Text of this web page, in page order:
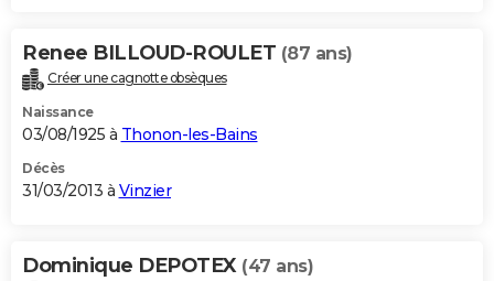
Renee BILLOUD-ROULET (87 ans)
Créer une cagnotte obsèques
Naissance
03/08/1925 à Thonon-les-Bains
Décès
31/03/2013 à Vinzier
Dominique DEPOTEX (47 ans)